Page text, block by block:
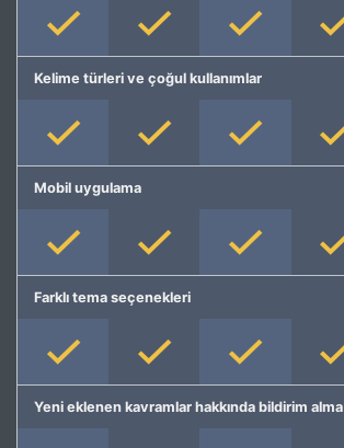
Kelime türleri ve çoğul kullanımlar
Mobil uygulama
Farklı tema seçenekleri
Yeni eklenen kavramlar hakkında bildirim alma